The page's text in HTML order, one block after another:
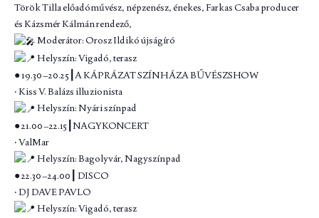
Török Tilla előadóművész, népzenész, énekes, Farkas Csaba producer
és Kázsmér Kálmán rendező,
Moderátor: Orosz Ildikó újságíró
Helyszín: Vigadó, terasz
● 19.30–20.25┃A KÁPRÁZAT SZÍNHÁZA BŰVÉSZSHOW
‧ Kiss V. Balázs illuzionista
Helyszín: Nyári színpad
● 21.00–22.15┃NAGYKONCERT
‧ ValMar
Helyszín: Bagolyvár, Nagyszínpad
● 22.30–24.00┃ DISCO
‧ DJ DAVE PAVLO
Helyszín: Vigadó, terasz